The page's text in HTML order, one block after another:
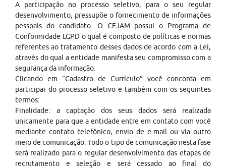
A participação no processo seletivo, para o seu regular
desenvolvimento, pressupõe o fornecimento de informações
pessoais do candidato. O CEJAM possui o Programa de
Conformidade LGPD o qual é composto de políticas e normas
referentes ao tratamento desses dados de acordo com a Lei,
através do qual a entidade manifesta seu compromisso com a
segurança da informação.
Clicando em “Cadastro de Currículo” você concorda em
participar do processo seletivo e também com os seguintes
termos:
Finalidade: a captação dos seus dados será realizada
unicamente para que a entidade entre em contato com você
mediante contato telefônico, envio de e-mail ou via outro
meio de comunicação. Todo o tipo de comunicação nesta fase
será realizado para o regular desenvolvimento das etapas de
recrutamento e seleção e será cessado ao final do